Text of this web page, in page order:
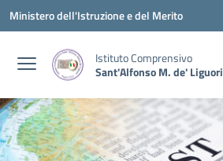
Vai ai contenuti
Vai al menu di navigazione
Vai al footer
Ministero dell'Istruzione e del Merito
Istituto Comprensivo
Sant'Alfonso M. de' Liguori